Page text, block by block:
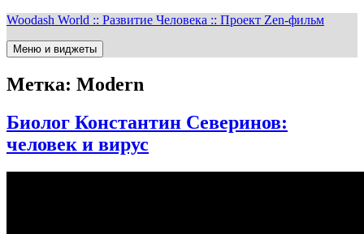
Перейти
содержимому
Woodash World :: Развитие Человека :: Проект Zen-фильм
Меню и виджеты
Метка: Modern
Биолог Константин Северинов:
человек и вирус